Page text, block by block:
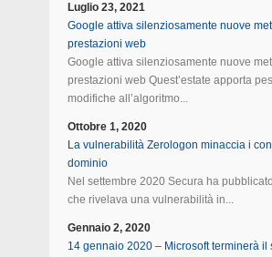
Luglio 23, 2021
Google attiva silenziosamente nuove
prestazioni web
Google attiva silenziosamente nuove
prestazioni web Quest’estate apporta
modifiche all’algoritmo...
Ottobre 1, 2020
La vulnerabilità Zerologon minaccia i
dominio
Nel settembre 2020 Secura ha
che rivelava una vulnerabilità in...
Gennaio 2, 2020
14 gennaio 2020 – Microsoft terminerà il